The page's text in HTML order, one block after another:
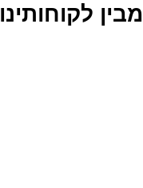
מבין לקוחותינו